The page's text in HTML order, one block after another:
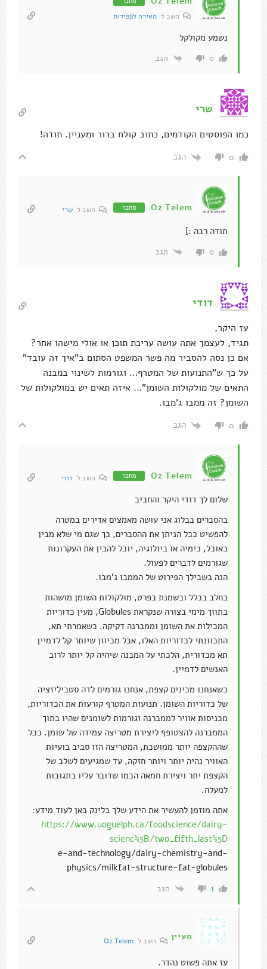
השב ל מאירה לפפידות
נשמע מקולקל
0 הגב
שרי
כמו הפוסטים הקודמים, כתוב קולח ברור ומעניין. תודה!
0 הגב
Oz Telem מחבר השב ל שרי
תודה רבה :]
0 הגב
דודי
עז היקר,
תגיד, לעצמך אתה עושה עריכת תוכן או אולי מישהו אחר?
אם כן נסה להסביר מה פשר המשפט הסתום ב"איך זה עובד"
על כך ש"התנועות של המטרף… וגורמות לשינוי במבנה
התאים של מולקולות השומן"… איזה תאים יש במולקולות של
השומן? זה ממבו ג'מבו.
0 הגב
Oz Telem מחבר השב ל דודי
שלום לך דודי היקר והחביב
בהסברים בבלוג אני עושה מאמצים אדירים במטרה
להפשיט ככל הניתן את ההסברים, כך שגם מי שלא מבין
באוכל, כימיה או ביולוגיה, יוכל להבין את העקרונות
שגורמים לדברים לפעול.
הנה בשבילך הפירוט של הממבו ג'מבו.
בחלב בכלל ובשמנת בפרט, מולקולות השומן מושהות
בתווך מימי בצורה שנקראת Globules, מעין כדוריות
המכילות את השומן וממברנה דקיקה. כשאמרתי תא,
התכוונתי לכדוריות האלו, אבל מכיוון שיותר קל לדמיין
תא מכדורית, הלכתי על המבנה שיהיה קל יותר לרוב
האנשים לדמיין.
כשאנחנו מכינים קצפת, אנחנו גורמים לדה סטביליזציה
של כדוריות השומן. תנועות המטרף קורעות את הכדוריות,
מכניסות אוויר לממברנה וגורמות לשומנים שהיו בתוך
הממברנה להצטופף ליצירת מטריצה עמידה של שומן. ככל
שההקצפה יותר ממושכת, המטריצה הזו סביב בועיות
האוויר נהיה יותר ויותר חזקה, עד שמגיעים לשלב של
הקצפת יתר ויצירת חמאה הכמו שדובר עליו בתגובות
למעלה.
אתה מוזמן להעשיר את הידע שלך בלינק כאן לעוד מידע:
https://www.uoguelph.ca/foodscience/dairy-
scienc%5B/two_fifth_last%5D
e-and-technology/dairy-chemistry-and-
physics/milkfat-structure-fat-globules
1 הגב
מעיין השב לOz Telem
עז אתה פשוט נהדר.